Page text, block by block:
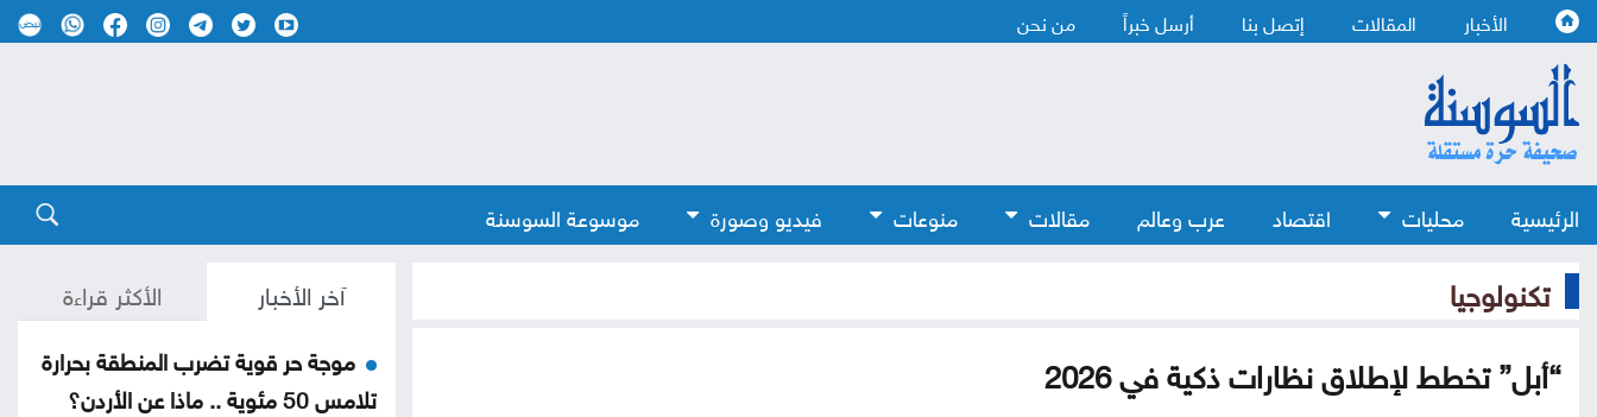
الأخبار المقالات إتصل بنا أرسل خبراً من نحن
الرئيسية محليات اقتصاد عرب وعالم مقالات منوعات فيديو وصورة موسوعة السوسنة
تكنولوجيا
“أبل” تخطط لإطلاق نظارات ذكية في 2026
آخر الأخبار الأكثر قراءة
موجة حر قوية تضرب المنطقة بحرارة
تلامس 50 مئوية .. ماذا عن الأردن؟